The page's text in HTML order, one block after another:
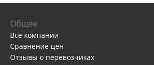
Общее
Все компании
Сравнение цен
Отзывы о перевозчиках